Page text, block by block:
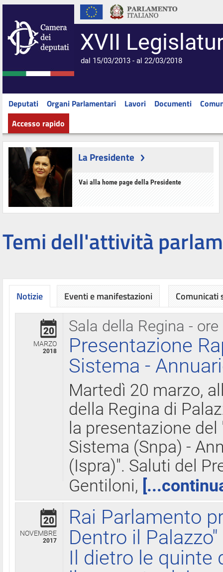
XVII
dal 15/03/2013 - al 22/03/2018
Deputati Organi Parlamentari Lavori Documenti
Accesso rapido
La Presidente
Vai alla home page della Presidente
Temi dell'attività
Notizie
Sala della Regina - ore
20
MARZO
2018
Presentazione
Sistema -
Martedì 20 marzo,
della Regina di
la presentazione
Sistema (Snpa) -
(Ispra)". Saluti del
Gentiloni,
20
NOVEMBRE
2017
Rai Parlamento
Dentro il Palazzo"
Il dietro le quinte
Eventi e manifestazioni Comunicati